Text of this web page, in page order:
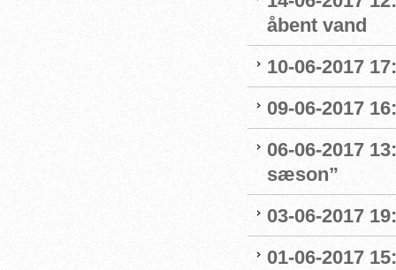
åbent vand
10-06-2017
09-06-2017
06-06-2017
sæson”
03-06-2017
01-06-2017